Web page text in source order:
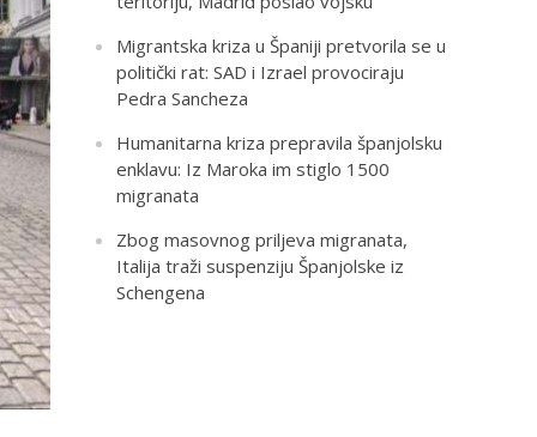
Migrantska kriza u Španiji pretvorila se u
politički rat: SAD i Izrael provociraju
Pedra Sancheza
Humanitarna kriza prepravila španjolsku
enklavu: Iz Maroka im stiglo 1500
migranata
Zbog masovnog priljeva migranata,
Italija traži suspenziju Španjolske iz
Schengena